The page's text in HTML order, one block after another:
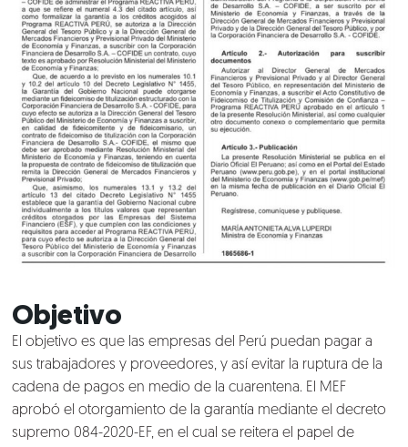
Objetivo
El objetivo es que las empresas del Perú puedan pagar a
sus trabajadores y proveedores, y así evitar la ruptura de la
cadena de pagos en medio de la cuarentena. El MEF
aprobó el otorgamiento de la garantía mediante el decreto
supremo 084-2020-EF, en el cual se reitera el papel de